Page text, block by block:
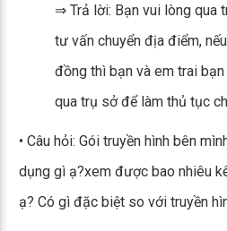
⇒ Trả lời: Bạn vui lòng qua
tư vấn chuyển địa điểm,
đồng thì bạn và em trai
qua trụ sở để làm thủ tục
• Câu hỏi: Gói truyền hình bên
dụng gì ạ?xem được bao nhiêu
ạ? Có gì đặc biệt so với truyền